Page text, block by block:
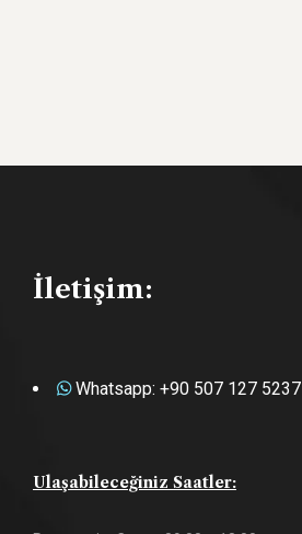
İletişim:
Whatsapp: +90 507 127 5237
Ulaşabileceğiniz Saatler: